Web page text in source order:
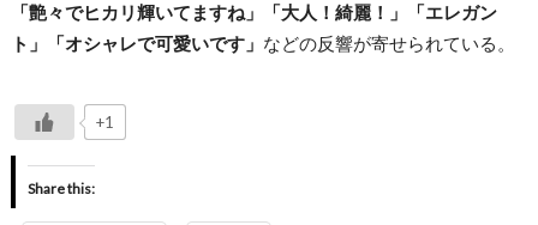
「艶々でヒカリ輝いてますね」「大人！綺麗！」「エレガン
ト」「オシャレで可愛いです」 などの反響が寄せられている。
+1
Share this: